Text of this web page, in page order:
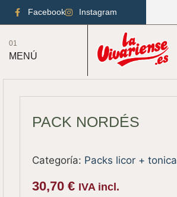
Facebook Instagram
01
MENÚ
PACK NORDÉS
Categoría: Packs licor + tonica
30,70€ IVA incl.